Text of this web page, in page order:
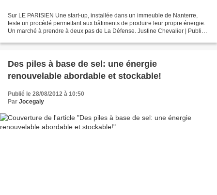
Sur LE PARISIEN Une start-up, installée dans un immeuble de Nanterre,
teste un procédé permettant aux bâtiments de produire leur propre énergie.
Un marché à prendre à deux pas de La Défense. Justine Chevalier | Publié
Des piles à base de sel: une énergie
renouvelable abordable et stockable!
Publié le 28/08/2012 à 10:50
Par Jocegaly